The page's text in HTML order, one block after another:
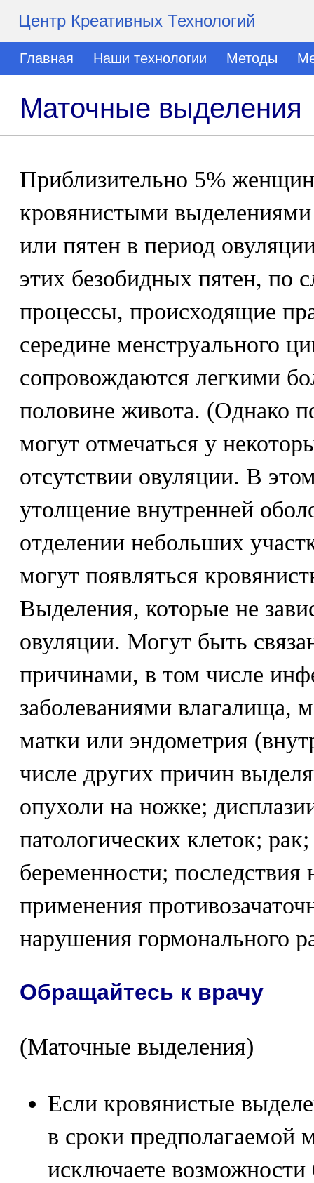
Центр Креативных Технологий
Главная Наши технологии Методы
Маточные выделения
Приблизительно 5%
кровянистыми выделениями
или пятен в период
этих безобидных пятен, по
процессы, происходящие
середине менструального
сопровождаются легкими
половине живота. (Однако
могут отмечаться у
отсутствии овуляции. В
утолщение внутренней
отделении небольших
могут появляться
Выделения, которые не
овуляции. Могут быть
причинами, в том числе
заболеваниями влагалища,
матки или эндометрия
числе других причин
опухоли на ножке;
патологических клеток;
беременности; последствия
применения
нарушения гормонального
Обращайтесь к врачу
(Маточные выделения)
Если кровянистые
в сроки предполагаемой
исключаете возможности